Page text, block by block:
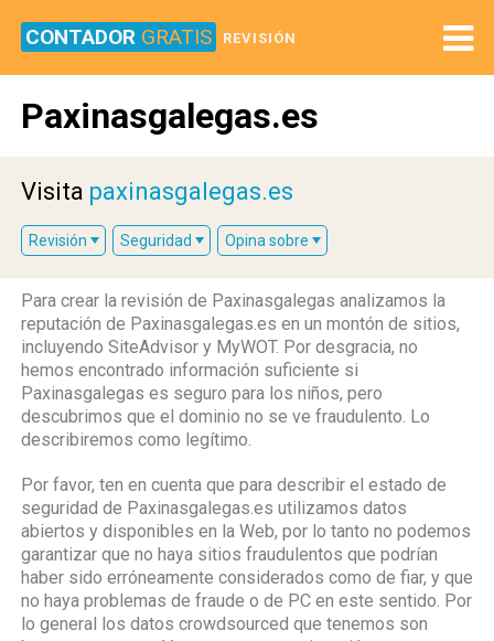
CONTADOR GRATIS REVISIÓN
Paxinasgalegas.es
Visita paxinasgalegas.es
Revisión Seguridad Opina sobre
Para crear la revisión de Paxinasgalegas analizamos la
reputación de Paxinasgalegas.es en un montón de sitios,
incluyendo SiteAdvisor y MyWOT. Por desgracia, no
hemos encontrado información suficiente si
Paxinasgalegas es seguro para los niños, pero
descubrimos que el dominio no se ve fraudulento. Lo
describiremos como legítimo.
Por favor, ten en cuenta que para describir el estado de
seguridad de Paxinasgalegas.es utilizamos datos
abiertos y disponibles en la Web, por lo tanto no podemos
garantizar que no haya sitios fraudulentos que podrían
haber sido erróneamente considerados como de fiar, y que
no haya problemas de fraude o de PC en este sentido. Por
lo general los datos crowdsourced que tenemos son